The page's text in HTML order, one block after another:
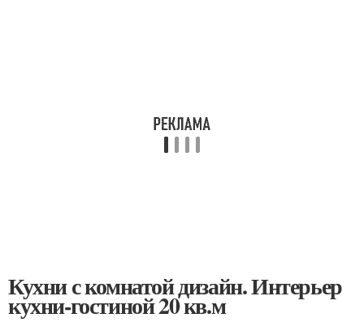
Кухни с комнатой дизайн. Интерьер
кухни-гостиной 20 кв.м